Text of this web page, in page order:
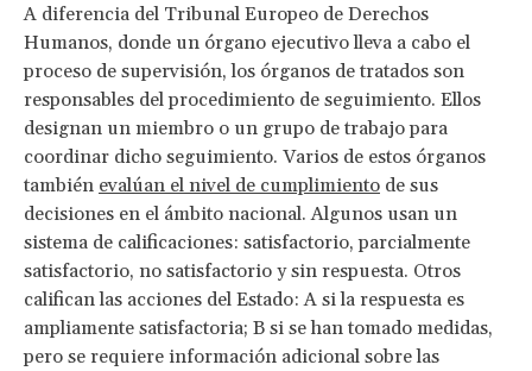
A diferencia del Tribunal Europeo de Derechos
Humanos, donde un órgano ejecutivo lleva a cabo el
proceso de supervisión, los órganos de tratados son
responsables del procedimiento de seguimiento. Ellos
designan un miembro o un grupo de trabajo para
coordinar dicho seguimiento. Varios de estos órganos
también evalúan el nivel de cumplimiento de sus
decisiones en el ámbito nacional. Algunos usan un
sistema de calificaciones: satisfactorio, parcialmente
satisfactorio, no satisfactorio y sin respuesta. Otros
califican las acciones del Estado: A si la respuesta es
ampliamente satisfactoria; B si se han tomado medidas,
pero se requiere información adicional sobre las